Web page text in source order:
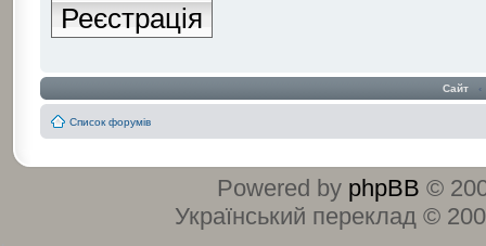
Реєстрація
Сайт ‹
Список форумів
Powered by phpBB ©
Український переклад ©